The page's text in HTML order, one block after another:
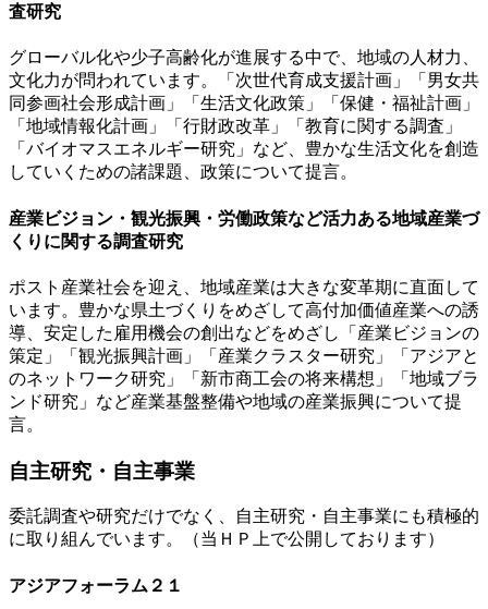
査研究
グローバル化や少子高齢化が進展する中で、地域の人材力、
文化力が問われています。「次世代育成支援計画」「男女共
同参画社会形成計画」「生活文化政策」「保健・福祉計画」
「地域情報化計画」「行財政改革」「教育に関する調査」
「バイオマスエネルギー研究」など、豊かな生活文化を創造
していくための諸課題、政策について提言。
産業ビジョン・観光振興・労働政策など活力ある地域産業づ
くりに関する調査研究
ポスト産業社会を迎え、地域産業は大きな変革期に直面して
います。豊かな県土づくりをめざして高付加価値産業への誘
導、安定した雇用機会の創出などをめざし「産業ビジョンの
策定」「観光振興計画」「産業クラスター研究」「アジアと
のネットワーク研究」「新市商工会の将来構想」「地域ブラ
ンド研究」など産業基盤整備や地域の産業振興について提
言。
自主研究・自主事業
委託調査や研究だけでなく、自主研究・自主事業にも積極的
に取り組んでいます。（当ＨＰ上で公開しております）
アジアフォーラム２１